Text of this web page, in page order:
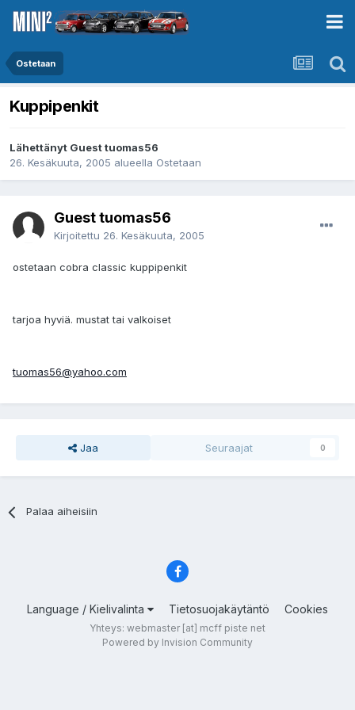
Ostetaan
Kuppipenkit
Lähettänyt Guest tuomas56
26. Kesäkuuta, 2005 alueella Ostetaan
Guest tuomas56
Kirjoitettu 26. Kesäkuuta, 2005
ostetaan cobra classic kuppipenkit
tarjoa hyviä. mustat tai valkoiset
tuomas56@yahoo.com
Jaa Seuraajat 0
Palaa aiheisiin
Language / Kielivalinta Tietosuojakäytäntö Cookies
Yhteys: webmaster [at] mcff piste net
Powered by Invision Community